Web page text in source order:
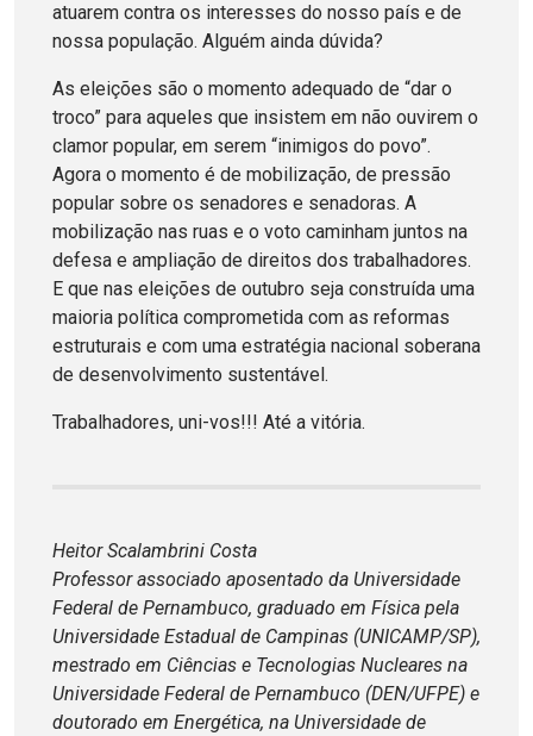
atuarem contra os interesses do nosso país e de
nossa população. Alguém ainda dúvida?
As eleições são o momento adequado de “dar o
troco” para aqueles que insistem em não ouvirem o
clamor popular, em serem “inimigos do povo”.
Agora o momento é de mobilização, de pressão
popular sobre os senadores e senadoras. A
mobilização nas ruas e o voto caminham juntos na
defesa e ampliação de direitos dos trabalhadores.
E que nas eleições de outubro seja construída uma
maioria política comprometida com as reformas
estruturais e com uma estratégia nacional soberana
de desenvolvimento sustentável.
Trabalhadores, uni-vos!!! Até a vitória.
Heitor Scalambrini Costa
Professor associado aposentado da Universidade
Federal de Pernambuco, graduado em Física pela
Universidade Estadual de Campinas (UNICAMP/SP),
mestrado em Ciências e Tecnologias Nucleares na
Universidade Federal de Pernambuco (DEN/UFPE) e
doutorado em Energética, na Universidade de